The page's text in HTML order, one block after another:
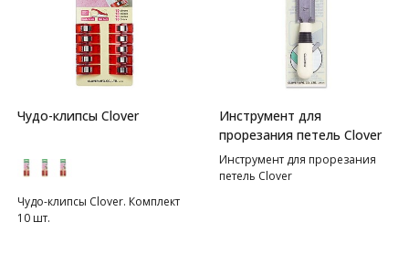
Чудо-клипсы Clover
Чудо-клипсы Clover. Комплект
10 шт.
Инструмент для
прорезания петель Clover
Инструмент для прорезания
петель Clover